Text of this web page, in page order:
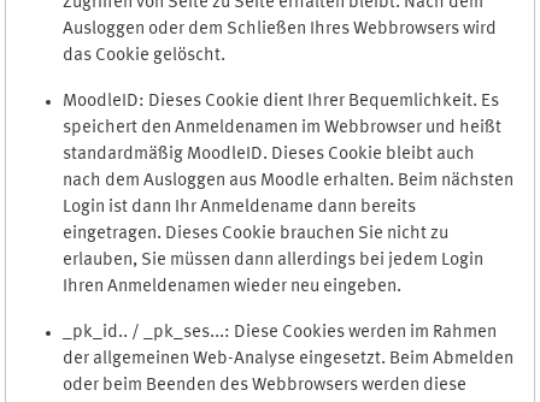
Ausloggen oder dem Schließen Ihres Webbrowsers wird
das Cookie gelöscht.
MoodleID: Dieses Cookie dient Ihrer Bequemlichkeit. Es
speichert den Anmeldenamen im Webbrowser und heißt
standardmäßig MoodleID. Dieses Cookie bleibt auch
nach dem Ausloggen aus Moodle erhalten. Beim nächsten
Login ist dann Ihr Anmeldename dann bereits
eingetragen. Dieses Cookie brauchen Sie nicht zu
erlauben, Sie müssen dann allerdings bei jedem Login
Ihren Anmeldenamen wieder neu eingeben.
_pk_id.. / _pk_ses...: Diese Cookies werden im Rahmen
der allgemeinen Web-Analyse eingesetzt. Beim Abmelden
oder beim Beenden des Webbrowsers werden diese